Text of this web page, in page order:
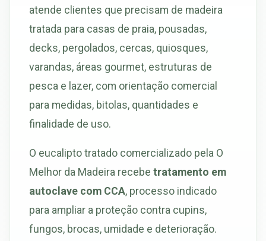
atende clientes que precisam de madeira
tratada para casas de praia, pousadas,
decks, pergolados, cercas, quiosques,
varandas, áreas gourmet, estruturas de
pesca e lazer, com orientação comercial
para medidas, bitolas, quantidades e
finalidade de uso.
O eucalipto tratado comercializado pela O
Melhor da Madeira recebe tratamento em
autoclave com CCA, processo indicado
para ampliar a proteção contra cupins,
fungos, brocas, umidade e deterioração.